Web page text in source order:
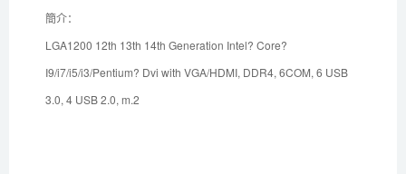
簡介：
LGA1200 12th 13th 14th Generation Intel? Core?
I9/i7/i5/i3/Pentium? Dvi with VGA/HDMI, DDR4, 6COM, 6 USB
3.0, 4 USB 2.0, m.2